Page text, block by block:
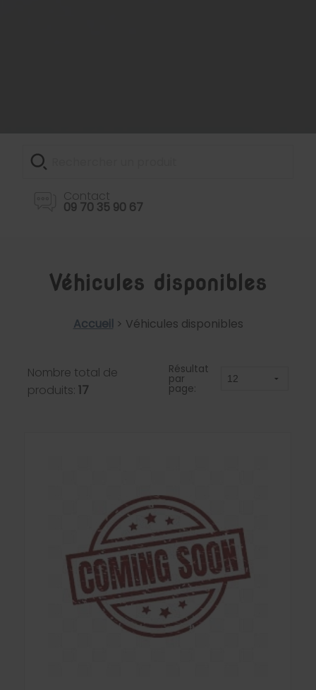
Contact
09 70 35 90 67
Véhicules disponibles
Accueil> Véhicules disponibles
Nombre total de
produits: 17
Résultat
par
page: